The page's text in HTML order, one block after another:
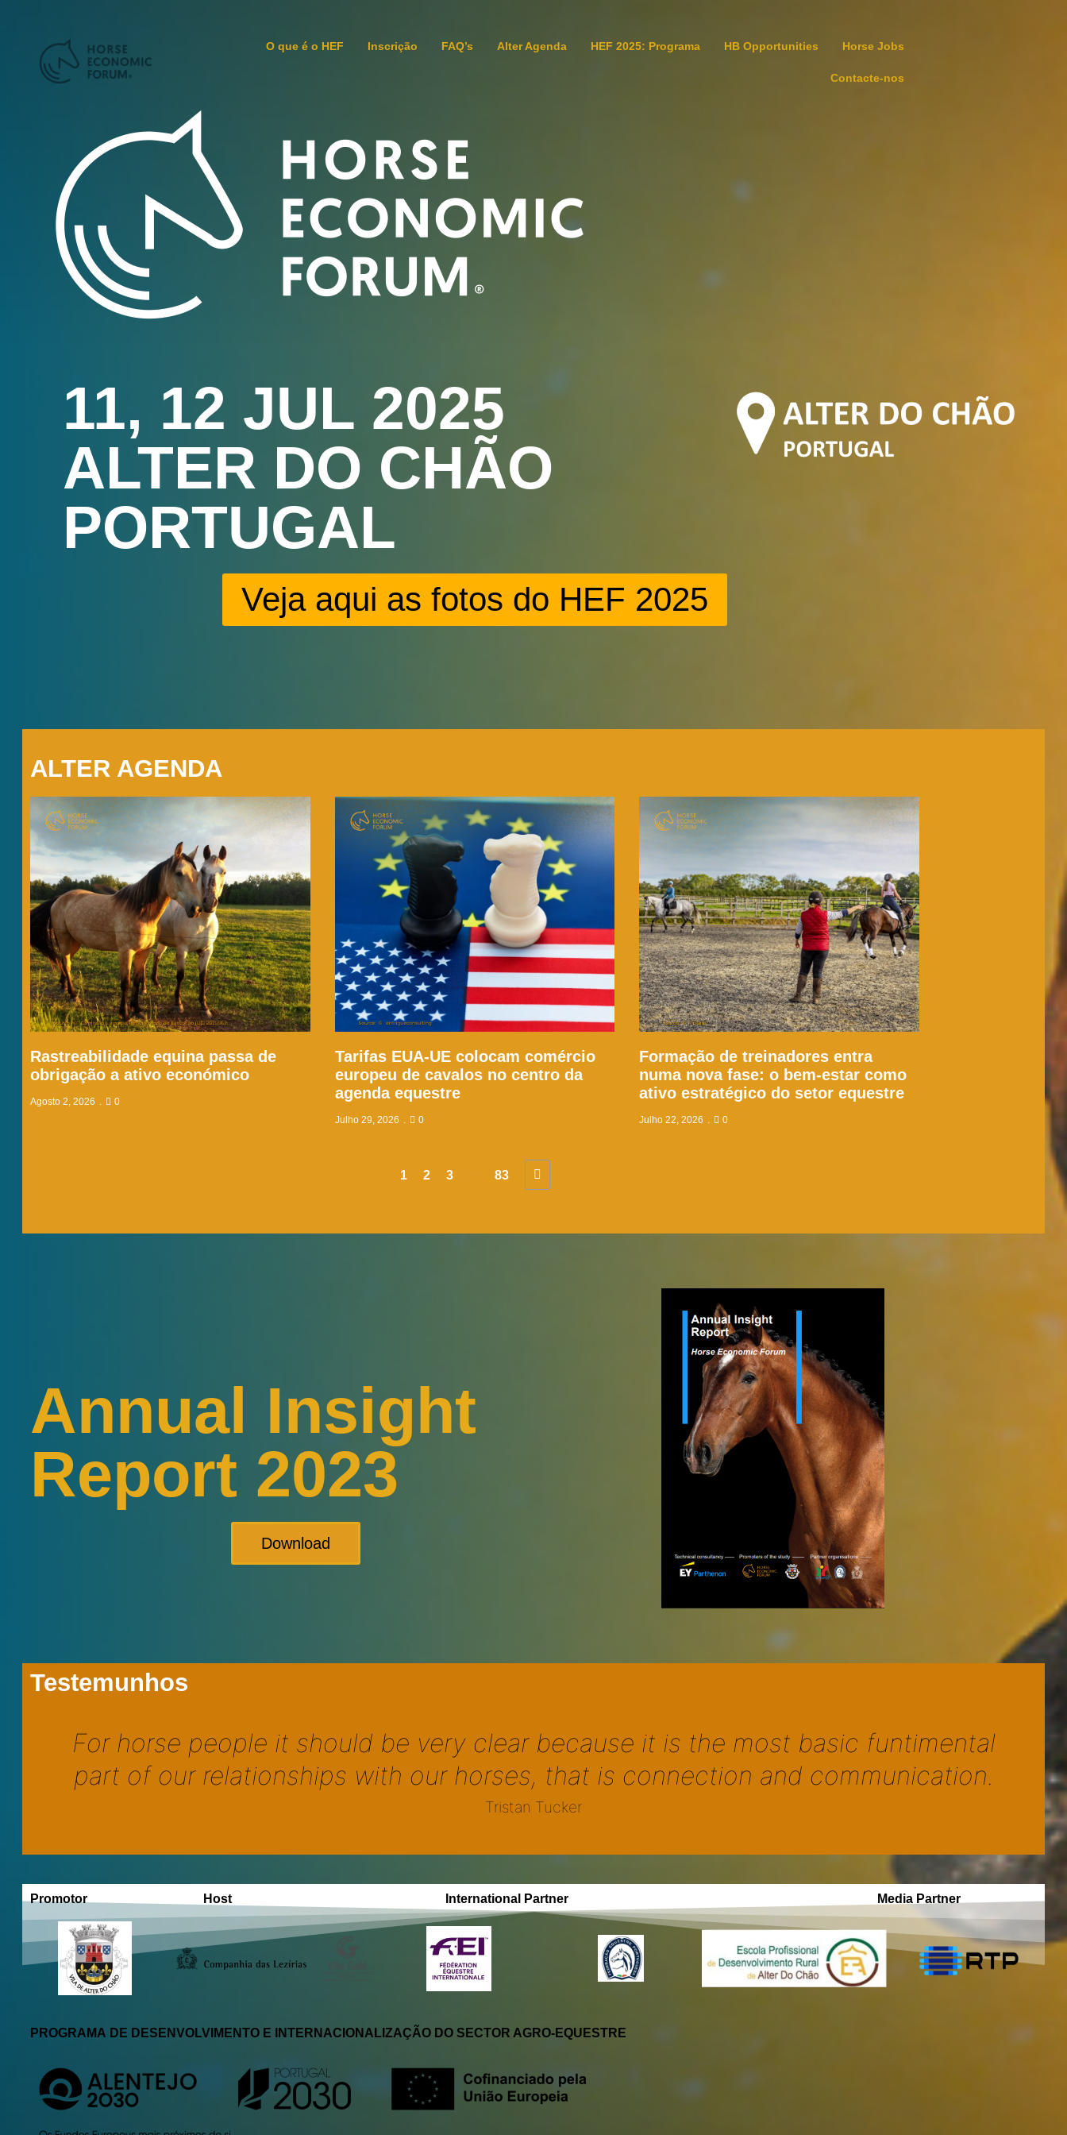
O que é o HEF Inscrição FAQ’s Alter Agenda HEF 2025: Programa HB Opportunities Horse Jobs
Contacte-nos
11, 12 JUL 2025
ALTER DO CHÃO
PORTUGAL
Veja aqui as fotos do HEF 2025
ALTER AGENDA
Rastreabilidade equina passa de
obrigação a ativo económico
Agosto 2, 2026 0
Tarifas EUA-UE colocam comércio
europeu de cavalos no centro da
agenda equestre
Julho 29, 2026 0
Formação de treinadores entra
numa nova fase: o bem-estar como
ativo estratégico do setor equestre
Julho 22, 2026 0
1 2 3 ... 83
Annual Insight
Report 2023
Download
Testemunhos
For horse people it should be very clear because it is the most basic funtimental
part of our relationships with our horses, that is connection and communication.
Tristan Tucker
Promotor Host International Partner Media Partner
PROGRAMA DE DESENVOLVIMENTO E INTERNACIONALIZAÇÃO DO SECTOR AGRO-EQUESTRE